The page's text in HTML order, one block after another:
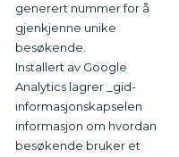
generert nummer for å
gjenkjenne unike
besøkende.
Installert av Google
Analytics lagrer _gid-
informasjonskapselen
informasjon om hvordan
besøkende bruker et